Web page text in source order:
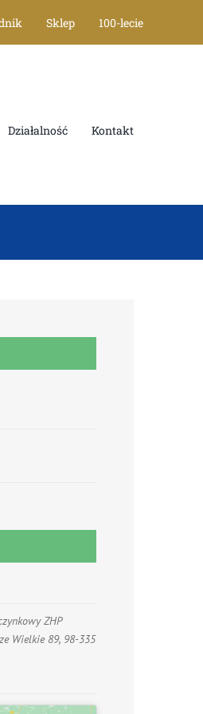
Sklep 100-lecie
Działalność Kontakt
ZHP
Wielkie 89, 98-335